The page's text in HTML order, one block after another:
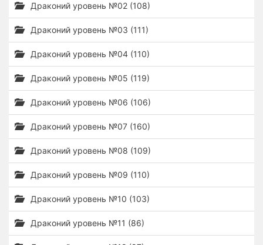
Драконий уровень №02 (108)
Драконий уровень №03 (111)
Драконий уровень №04 (110)
Драконий уровень №05 (119)
Драконий уровень №06 (106)
Драконий уровень №07 (160)
Драконий уровень №08 (109)
Драконий уровень №09 (110)
Драконий уровень №10 (103)
Драконий уровень №11 (86)